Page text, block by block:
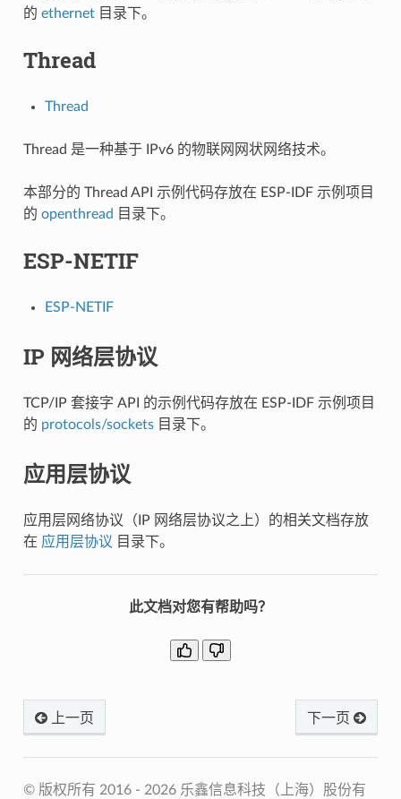
的 ethernet目录下。
Thread
Thread
Thread 是一种基于 IPv6 的物联网网状网络技术。
本部分的 Thread API 示例代码存放在 ESP-IDF 示例项目
的 openthread 目录下。
ESP-NETIF
ESP-NETIF
IP 网络层协议
TCP/IP 套接字 API 的示例代码存放在 ESP-IDF 示例项目
的 protocols/sockets目录下。
应用层协议
应用层网络协议（IP 网络层协议之上）的相关文档存放
在 应用层协议 目录下。
此文档对您有帮助吗？
上一页 下一页
© 版权所有 2016 - 2026 乐鑫信息科技（上海）股份有